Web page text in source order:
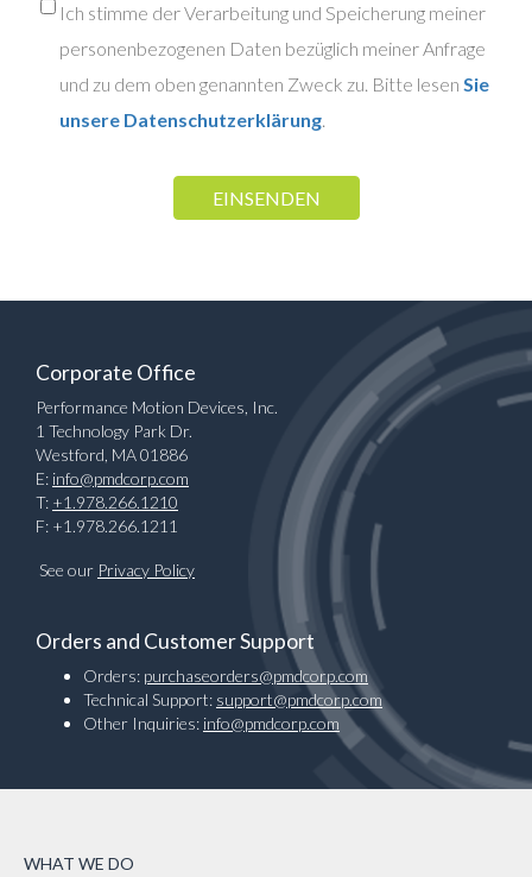
Ich stimme der Verarbeitung und Speicherung meiner
personenbezogenen Daten bezüglich meiner Anfrage
und zu dem oben genannten Zweck zu. Bitte lesen Sie
unsere Datenschutzerklärung.
Corporate Office
Performance Motion Devices, Inc.
1 Technology Park Dr.
Westford, MA 01886
E: info@pmdcorp.com
T: +1.978.266.1210
F: +1.978.266.1211
See our Privacy Policy
Orders and Customer Support
Orders: purchaseorders@pmdcorp.com
Technical Support: support@pmdcorp.com
Other Inquiries: info@pmdcorp.com
WHAT WE DO